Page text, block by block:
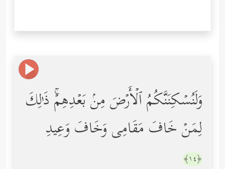
وَلَنُسۡكِنَنَّكُمُ ٱلۡأَرۡضَ مِنۢ بَعۡدِهِمۡۚ ذَ ٰ⁠لِكَ
لِمَنۡ خَافَ مَقَامِی وَخَافَ وَعِیدِ
﴿١٤﴾